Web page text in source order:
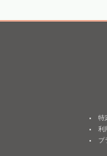
特
利
プ